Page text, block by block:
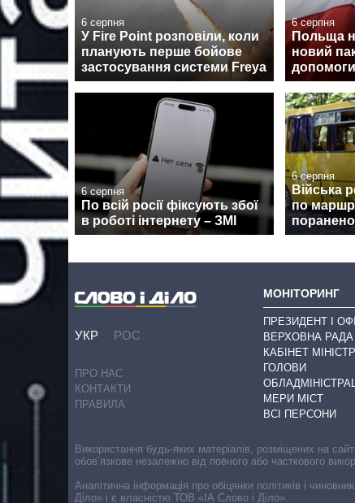
6 серпня
У Fire Point розповіли, коли
планують перше бойове
застосування системи Freya
6 серпня
Польща
новий
допомоги
6 серпня
По всій росії фіксують збої
в роботі інтернету – ЗМІ
6 серпня
Війська
по
УКР РОС
ПРО НАС
КОНТАКТИ
ПРАВИЛА
МОНІТОРИНГ
ПРЕЗИДЕНТ І
ВЕРХОВНА РАДА
КАБІНЕТ
ГОЛОВИ
МЕРИ МІСТ
ВСІ ПЕРСОНИ
Використання будь-яких матеріалів, розміщених на
обов’язкове незалежно від повного або часткового
Аналітична інформація про обіцянки політиків і
Діло» і є власністю ТОВ «ІА Слово і Діло».